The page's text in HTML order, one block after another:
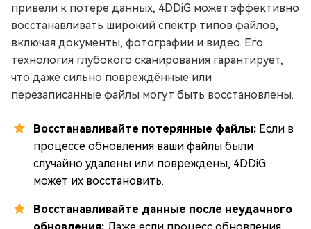
привели к потере данных, 4DDiG может эффективно
восстанавливать широкий спектр типов файлов,
включая документы, фотографии и видео. Его
технология глубокого сканирования гарантирует,
что даже сильно повреждённые или
перезаписанные файлы могут быть восстановлены.
Восстанавливайте потерянные файлы: Если в
процессе обновления ваши файлы были
случайно удалены или повреждены, 4DDiG
может их восстановить.
Восстанавливайте данные после неудачного